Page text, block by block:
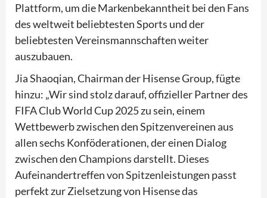
Plattform, um die Markenbekanntheit bei den Fans
des weltweit beliebtesten Sports und der
beliebtesten Vereinsmannschaften weiter
auszubauen.
Jia Shaoqian, Chairman der Hisense Group, fügte
hinzu: „Wir sind stolz darauf, offizieller Partner des
FIFA Club World Cup 2025 zu sein, einem
Wettbewerb zwischen den Spitzenvereinen aus
allen sechs Konföderationen, der einen Dialog
zwischen den Champions darstellt. Dieses
Aufeinandertreffen von Spitzenleistungen passt
perfekt zur Zielsetzung von Hisense das